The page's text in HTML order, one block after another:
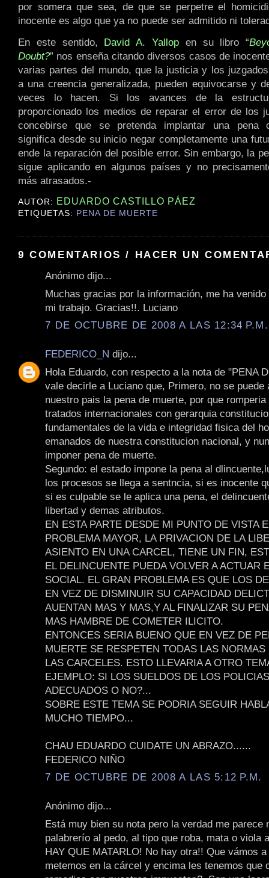
por somera que sea, de que se perpetre el
inocente es algo que ya no puede ser admitido ni
En este sentido, David A. Yallop en su libro “
Doubt?” nos enseña citando diversos casos de
varias partes del mundo, que la justicia y los
a una creencia generalizada, pueden equivocarse y
veces lo hacen. Si los avances de la
proporcionado los medios de reparar el error de los
concebirse que se pretenda implantar una pena
significa desde su inicio negar completamente una
ende la reparación del posible error. Sin embargo, la
sigue aplicando en algunos países y no
más atrasados.-
AUTOR: EDUARDO CASTILLO PÁEZ
ETIQUETAS: PENA DE MUERTE
9 COMENTARIOS / HACER UN
Anónimo dijo...
Muchas gracias por la información, me ha
mi trabajo. Gracias!!. Luciano
7 DE OCTUBRE DE 2008 A LAS 12:34 P.M.
FEDERICO_N dijo...
Hola Eduardo, con respecto a la nota de "PENA
vale decirle a Luciano que, Primero, no se puede
nuestro pais la pena de muerte, por que
tratados internacionales con gerarquia
fundamentales de la vida e integridad fisica del
emanados de nuestra constitucion nacional, y
imponer pena de muerte.
Segundo: el estado impone la pena al
los procesos se llega a sentncia, si es inocente
si es culpable se le aplica una pena, el
libertad y demas atributos.
EN ESTA PARTE DESDE MI PUNTO DE VISTA
PROBLEMA MAYOR, LA PRIVACION DE LA
ASIENTO EN UNA CARCEL, TIENE UN FIN,
EL DELINCUENTE PUEDA VOLVER A ACTUAR
SOCIAL. EL GRAN PROBLEMA ES QUE LOS
EN VEZ DE DISMINUIR SU CAPACIDAD
AUENTAN MAS Y MAS,Y AL FINALIZAR SU
MAS HAMBRE DE COMETER ILICITO.
ENTONCES SERIA BUENO QUE EN VEZ DE
MUERTE SE RESPETEN TODAS LAS
LAS CARCELES. ESTO LLEVARIA A OTRO
EJEMPLO: SI LOS SUELDOS DE LOS
ADECUADOS O NO?...
SOBRE ESTE TEMA SE PODRIA SEGUIR
MUCHO TIEMPO...
CHAU EDUARDO CUIDATE UN ABRAZO......
FEDERICO NIÑO
7 DE OCTUBRE DE 2008 A LAS 5:12 P.M.
Anónimo dijo...
Está muy bien su nota pero la verdad me parece
palabrerío al pedo, al tipo que roba, mata o viola
HAY QUE MATARLO! No hay otra!! Que vámos
metemos en la cárcel y encima les tenemos que